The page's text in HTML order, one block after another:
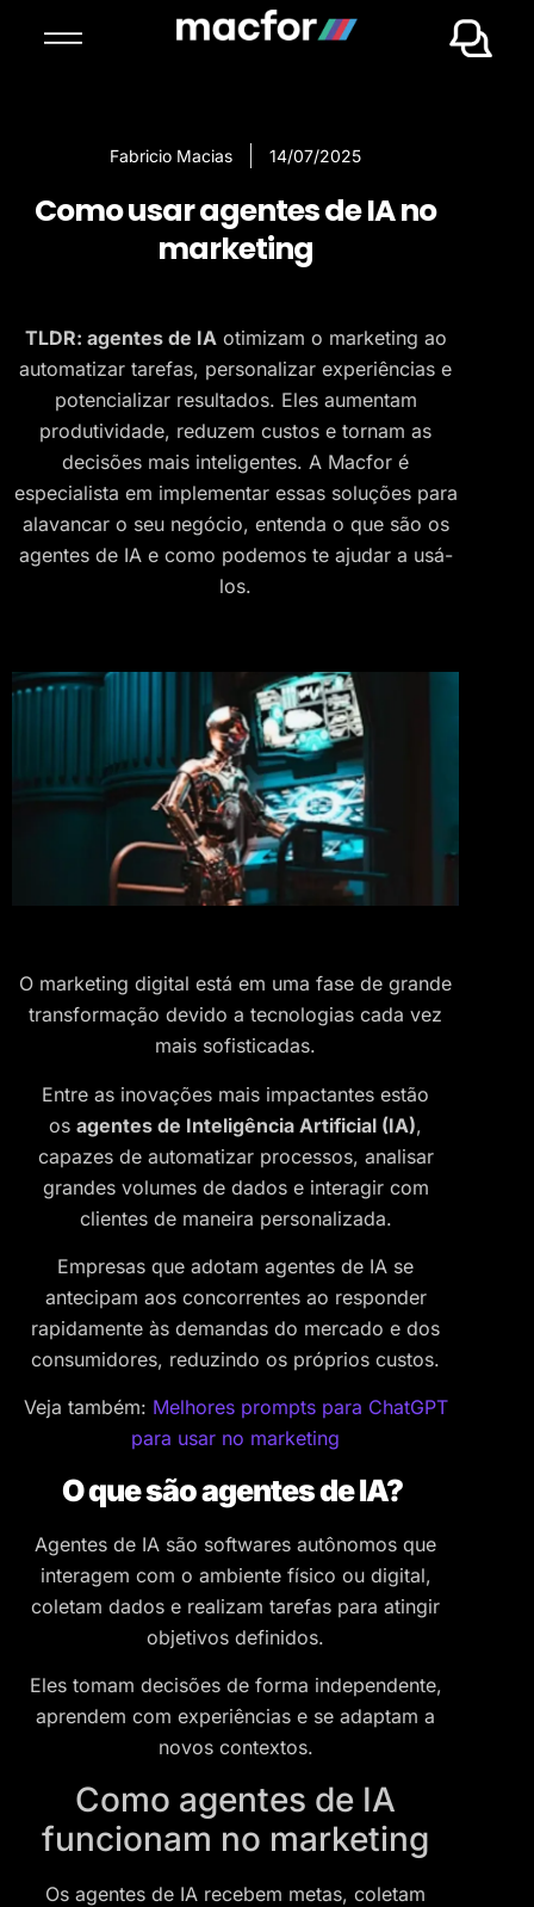
Fabricio Macias 14/07/2025
Como usar agentes de IA no
marketing
TLDR: agentes de IAotimizam o marketing ao
automatizar tarefas, personalizar experiências e
potencializar resultados. Eles aumentam
produtividade, reduzem custos e tornam as
decisões mais inteligentes. A Macfor é
especialista em implementar essas soluções para
alavancar o seu negócio, entenda o que são os
agentes de IA e como podemos te ajudar a usá-
los.
O marketing digital está em uma fase de grande
transformação devido a tecnologias cada vez
mais sofisticadas.
Entre as inovações mais impactantes estão
os agentes de Inteligência Artificial (IA),
capazes de automatizar processos, analisar
grandes volumes de dados e interagir com
clientes de maneira personalizada.
Empresas que adotam agentes de IA se
antecipam aos concorrentes ao responder
rapidamente às demandas do mercado e dos
consumidores, reduzindo os próprios custos.
Veja também: Melhores prompts para ChatGPT
para usar no marketing
O que são agentes de IA?
Agentes de IA são softwares autônomos que
interagem com o ambiente físico ou digital,
coletam dados e realizam tarefas para atingir
objetivos definidos.
Eles tomam decisões de forma independente,
aprendem com experiências e se adaptam a
novos contextos.
Como agentes de IA
funcionam no marketing
Os agentes de IA recebem metas, coletam